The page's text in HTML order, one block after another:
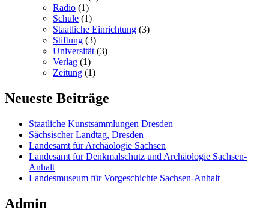
Radio (1)
Schule (1)
Staatliche Einrichtung (3)
Stiftung (3)
Universität (3)
Verlag (1)
Zeitung (1)
Neueste Beiträge
Staatliche Kunstsammlungen Dresden
Sächsischer Landtag, Dresden
Landesamt für Archäologie Sachsen
Landesamt für Denkmalschutz und Archäologie Sachsen-
Anhalt
Landesmuseum für Vorgeschichte Sachsen-Anhalt
Admin